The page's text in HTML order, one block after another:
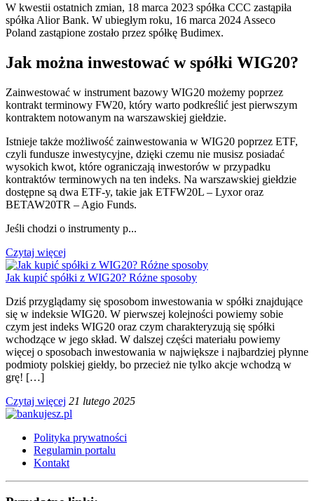
W kwestii ostatnich zmian, 18 marca 2023 spółka CCC zastąpiła
spółka Alior Bank. W ubiegłym roku, 16 marca 2024 Asseco
Poland zastąpione zostało przez spółkę Budimex.
Jak można inwestować w spółki WIG20?
Zainwestować w instrument bazowy WIG20 możemy poprzez
kontrakt terminowy FW20, który warto podkreślić jest pierwszym
kontraktem notowanym na warszawskiej giełdzie.
Istnieje także możliwość zainwestowania w WIG20 poprzez ETF,
czyli fundusze inwestycyjne, dzięki czemu nie musisz posiadać
wysokich kwot, które ograniczają inwestorów w przypadku
kontraktów terminowych na ten indeks. Na warszawskiej giełdzie
dostępne są dwa ETF-y, takie jak ETFW20L – Lyxor oraz
BETAW20TR – Agio Funds.
Jeśli chodzi o instrumenty p...
Czytaj więcej
Jak kupić spółki z WIG20? Różne sposoby
Dziś przyglądamy się sposobom inwestowania w spółki znajdujące
się w indeksie WIG20. W pierwszej kolejności powiemy sobie
czym jest indeks WIG20 oraz czym charakteryzują się spółki
wchodzące w jego skład. W dalszej części materiału powiemy
więcej o sposobach inwestowania w największe i najbardziej płynne
podmioty polskiej giełdy, bo przecież nie tylko akcje wchodzą w
grę! […]
Czytaj więcej 21 lutego 2025
Polityka prywatności
Regulamin portalu
Kontakt